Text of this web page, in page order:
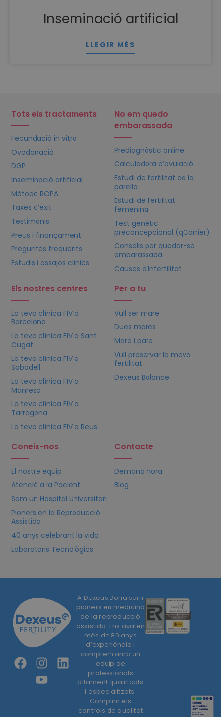
Inseminació artificial
LLEGIR MÉS
Tots els tractaments
Fecundació in vitro
Ovodonació
DGP
Inseminació artificial
Mètode ROPA
Taxes d’èxit
Testimonis
Preus i finançament
Preguntes freqüents
Estudis i assajos clínics
No em quedo
embarassada
Prediagnòstic online
Calculadora d’ovulació
Estudi de fertilitat de la
parella
Estudi de fertilitat
femenina
Test genètic
preconcepcional (qCarrier)
Consells per quedar-se
embarassada
Causes d’infertilitat
Els nostres centres
La teva clínica FIVa
Barcelona
La teva clínica FIVa Sant
Cugat
La teva clínica FIVa
Sabadell
La teva clínica FIVa
Manresa
La teva clínica FIVa
Tarragona
La teva clínica FIVa Reus
Per a tu
Vull ser mare
Dues mares
Mare i pare
Vull preservar la meva
fertilitat
Dexeus Balance
Coneix-nos
El nostre equip
Atenció a la Pacient
Som un Hospital Universitari
Pioners en la Reproducció
Assistida
40 anys celebrant la vida
Laboratoris Tecnològics
Contacte
Demana hora
Blog
A Dexeus Dona som
pioners en medicina
de la reproducció
assistida. Ens avalen
més de 80 anys
d’experiència i
comptem amb un
equip de
professionals
altament qualificats
i especialitzats.
Complim els
controls de qualitat